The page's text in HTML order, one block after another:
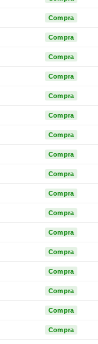
Compra
Compra
Compra
Compra
Compra
Compra
Compra
Compra
Compra
Compra
Compra
Compra
Compra
Compra
Compra
Compra
Compra